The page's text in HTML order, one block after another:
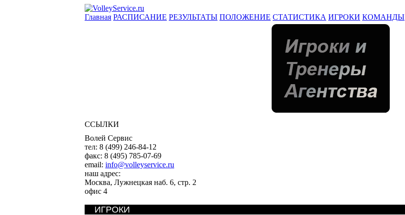
Главная РАСПИСАНИЕ РЕЗУЛЬТАТЫ ПОЛОЖЕНИЕ СТАТИСТИКА ИГРОКИ КОМАНДЫ
ССЫЛКИ
Волей Сервис
тел: 8 (499) 246-84-12
факс: 8 (495) 785-07-69
email: info@volleyservice.ru
наш адрес:
Москва, Лужнецкая наб. 6, стр. 2
офис 4
ИГРОКИ